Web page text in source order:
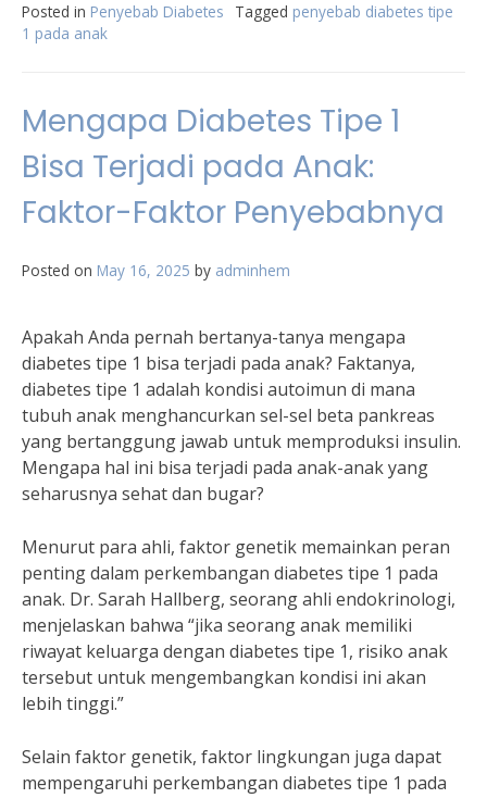
Posted in Penyebab Diabetes Tagged penyebab diabetes tipe
1 pada anak
Mengapa Diabetes Tipe 1
Bisa Terjadi pada Anak:
Faktor-Faktor Penyebabnya
Posted on May 16, 2025 by adminhem
Apakah Anda pernah bertanya-tanya mengapa
diabetes tipe 1 bisa terjadi pada anak? Faktanya,
diabetes tipe 1 adalah kondisi autoimun di mana
tubuh anak menghancurkan sel-sel beta pankreas
yang bertanggung jawab untuk memproduksi insulin.
Mengapa hal ini bisa terjadi pada anak-anak yang
seharusnya sehat dan bugar?
Menurut para ahli, faktor genetik memainkan peran
penting dalam perkembangan diabetes tipe 1 pada
anak. Dr. Sarah Hallberg, seorang ahli endokrinologi,
menjelaskan bahwa “jika seorang anak memiliki
riwayat keluarga dengan diabetes tipe 1, risiko anak
tersebut untuk mengembangkan kondisi ini akan
lebih tinggi.”
Selain faktor genetik, faktor lingkungan juga dapat
mempengaruhi perkembangan diabetes tipe 1 pada